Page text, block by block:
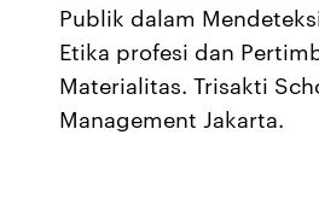
Publik dalam
Etika profesi dan
Materialitas. Trisakti
Management Jakarta.